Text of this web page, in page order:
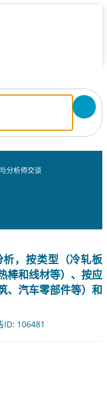
与分析师交谈
，按类型（冷轧板
棒和线材等）、按应
、汽车零部件等）和
106481